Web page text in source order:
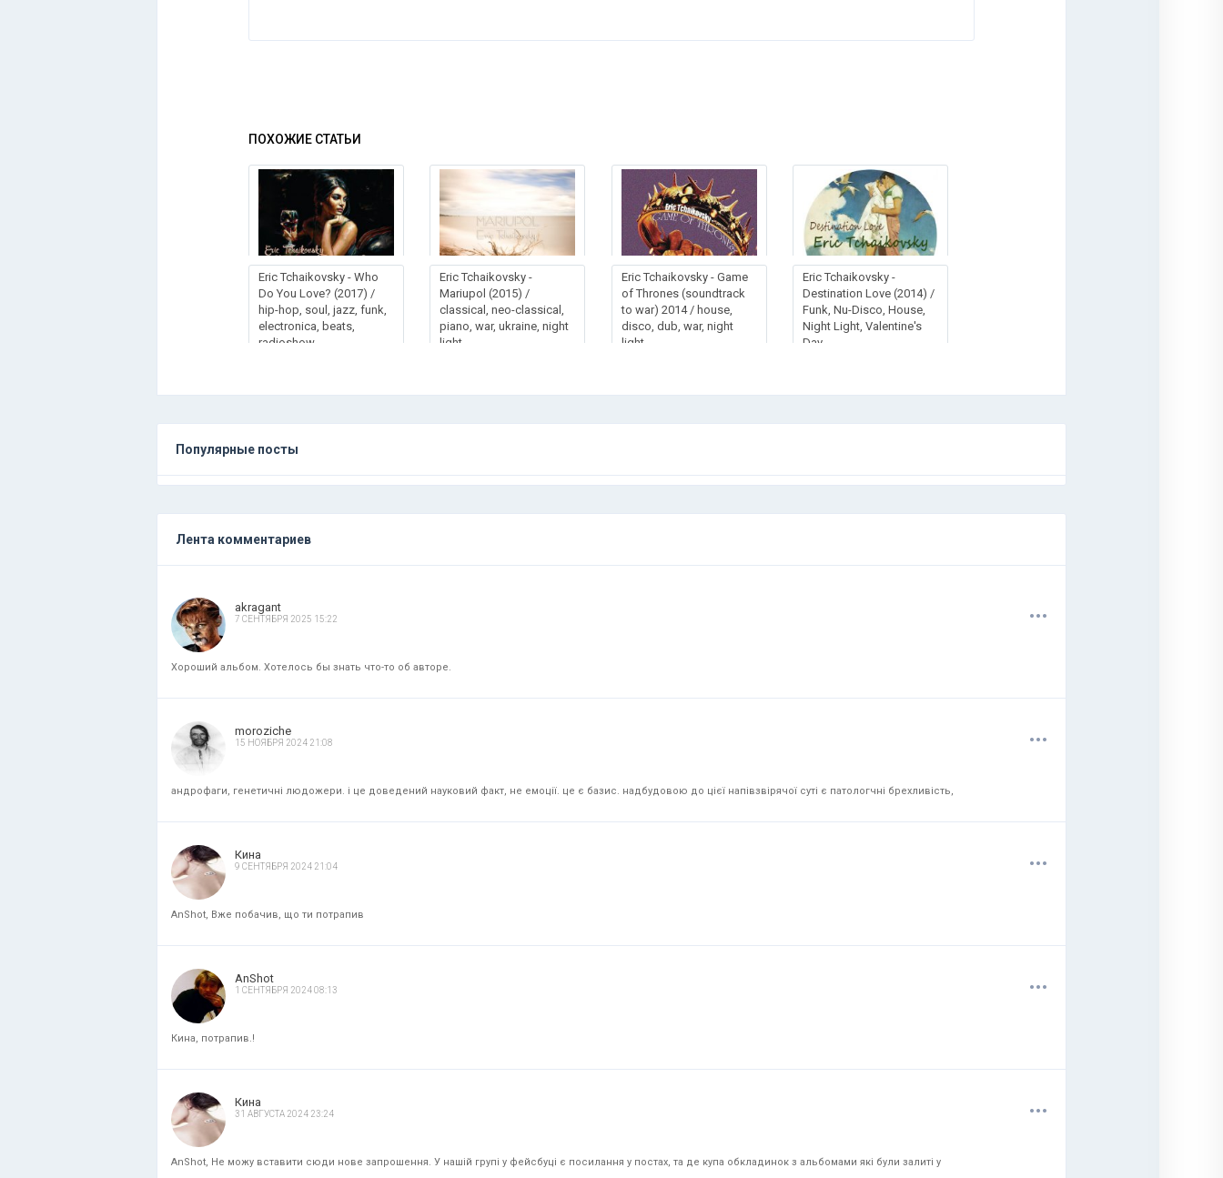
ПОХОЖИЕ СТАТЬИ
Eric Tchaikovsky - Who
Do You Love? (2017) /
hip-hop, soul, jazz, funk,
electronica, beats,
radioshow
Eric Tchaikovsky -
Mariupol (2015) /
classical, neo-classical,
piano, war, ukraine, night
light
Eric Tchaikovsky - Game
of Thrones (soundtrack
to war) 2014 / house,
disco, dub, war, night
light
Eric Tchaikovsky -
Destination Love (2014) /
Funk, Nu-Disco, House,
Night Light, Valentine's
Day
Популярные посты
Лента комментариев
akragant
7 СЕНТЯБРЯ 2025 15:22 ...
Хороший альбом. Хотелось бы знать что-то об авторе.
moroziche
15 НОЯБРЯ 2024 21:08 ...
андрофаги, генетичні людожери. і це доведений науковий факт, не емоції. це є базис. надбудовою до цієї напівзвірячої суті є патологчні брехливість,
Кина
9 СЕНТЯБРЯ 2024 21:04 ...
AnShot, Вже побачив, що ти потрапив
AnShot
1 СЕНТЯБРЯ 2024 08:13 ...
Кина, потрапив.!
Кина
31 АВГУСТА 2024 23:24 ...
AnShot, Не можу вставити сюди нове запрошення. У нашій групі у фейсбуці є посилання у постах, та де купа обкладинок з альбомами які були залиті у